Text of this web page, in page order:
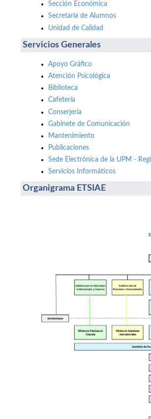
Sección Económica
Secretaría de Alumnos
Unidad de Calidad
Servicios Generales
Apoyo Gráfico
Atención Psicológica
Biblioteca
Cafetería
Conserjería
Gabinete de Comunicación
Mantenimiento
Publicaciones
Sede Electrónica de la UPM -
Servicios Informáticos
Organigrama ETSIAE